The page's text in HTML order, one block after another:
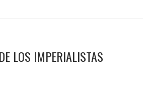
LOS IMPERIALISTAS